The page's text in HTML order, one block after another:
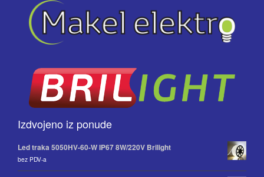
Izdvojeno iz ponude
Led traka 5050HV-60-W IP67 8W/220V Brilight
bez PDV-a